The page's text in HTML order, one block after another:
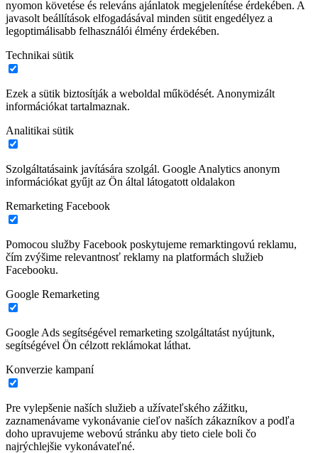
nyomon követése és releváns ajánlatok megjelenítése érdekében. A
javasolt beállítások elfogadásával minden sütit engedélyez a
legoptimálisabb felhasználói élmény érdekében.
Technikai sütik
Ezek a sütik biztosítják a weboldal működését. Anonymizált
információkat tartalmaznak.
Analitikai sütik
Szolgáltatásaink javítására szolgál. Google Analytics anonym
információkat gyűjt az Ön által látogatott oldalakon
Remarketing Facebook
Pomocou služby Facebook poskytujeme remarktingovú reklamu,
čím zvýšime relevantnosť reklamy na platformách služieb
Facebooku.
Google Remarketing
Google Ads segítségével remarketing szolgáltatást nyújtunk,
segítségével Ön célzott reklámokat láthat.
Konverzie kampaní
Pre vylepšenie naších služieb a užívateľského zážitku,
zaznamenávame vykonávanie cieľov naších zákazníkov a podľa
doho upravujeme webovú stránku aby tieto ciele boli čo
najrýchlejšie vykonávateľné.